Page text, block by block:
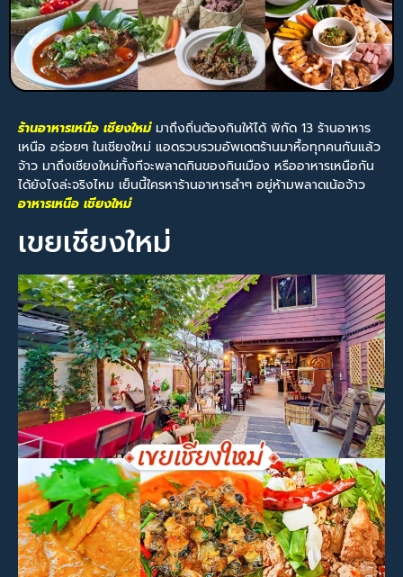
ร้านอาหารเหนือ เชียงใหม่มาถึงถิ่นต้องกินให้ได้ พิกัด 13 ร้านอาหาร
เหนือ อร่อยๆ ในเชียงใหม่ แอดรวบรวมอัพเดตร้านมาหื้อทุกคนกันแล้ว
จ้าว มาถึงเชียงใหม่ทั้งทีจะพลาดกินของกินเมือง หรืออาหารเหนือกัน
ได้ยังไงล่ะจริงไหม เย็นนี้ใครหาร้านอาหารลำๆ อยู่ห้ามพลาดเน้อจ้าว
อาหารเหนือ เชียงใหม่
เขยเชียงใหม่